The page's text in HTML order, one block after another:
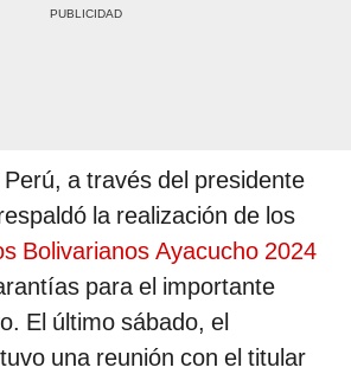
a través del presidente
la realización de los
Bolivarianos Ayacucho 2024
para el importante
El último sábado, el
una reunión con el titular